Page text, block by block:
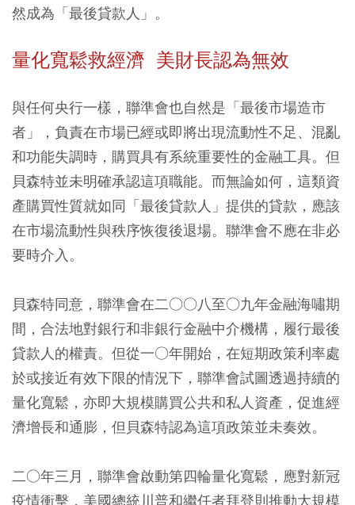
然成為「最後貸款人」。
量化寬鬆救經濟 美財長認為無效
與任何央行一樣，聯準會也自然是「最後市場造市
者」，負責在市場已經或即將出現流動性不足、混亂
和功能失調時，購買具有系統重要性的金融工具。但
貝森特並未明確承認這項職能。而無論如何，這類資
產購買性質就如同「最後貸款人」提供的貸款，應該
在市場流動性與秩序恢復後退場。聯準會不應在非必
要時介入。
貝森特同意，聯準會在二○○八至○九年金融海嘯期
間，合法地對銀行和非銀行金融中介機構，履行最後
貸款人的權責。但從一○年開始，在短期政策利率處
於或接近有效下限的情況下，聯準會試圖透過持續的
量化寬鬆，亦即大規模購買公共和私人資產，促進經
濟增長和通膨，但貝森特認為這項政策並未奏效。
二○年三月，聯準會啟動第四輪量化寬鬆，應對新冠
疫情衝擊，美國總統川普和繼任者拜登則推動大規模